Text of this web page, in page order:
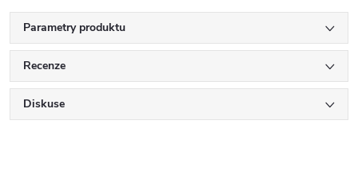
Parametry produktu
Recenze
Diskuse